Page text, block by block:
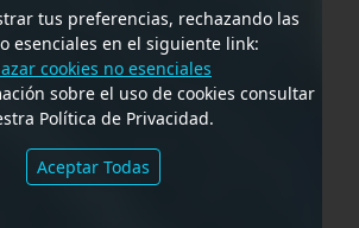
tus preferencias, rechazando las
esenciales en el siguiente link:
cookies no esenciales
sobre el uso de cookies consultar
Política de Privacidad.
Aceptar Todas